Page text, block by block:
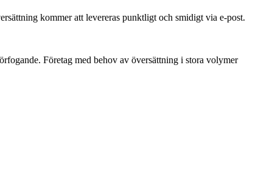
kommer att levereras punktligt och smidigt via e-post.
Företag med behov av översättning i stora volymer